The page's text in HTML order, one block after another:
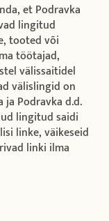
et Podravka
lingitud
tooted või
töötajad,
välissaitidel
välislingid on
Podravka d.d.
lingitud saidi
linke, väikeseid
linki ilma